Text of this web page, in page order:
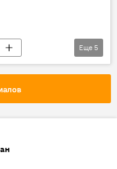
Еще 5